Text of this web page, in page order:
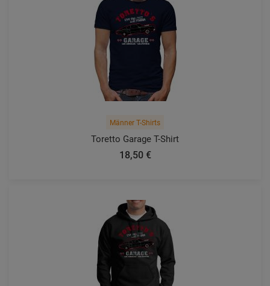
Männer T-Shirts
Toretto Garage T-Shirt
18,50 €